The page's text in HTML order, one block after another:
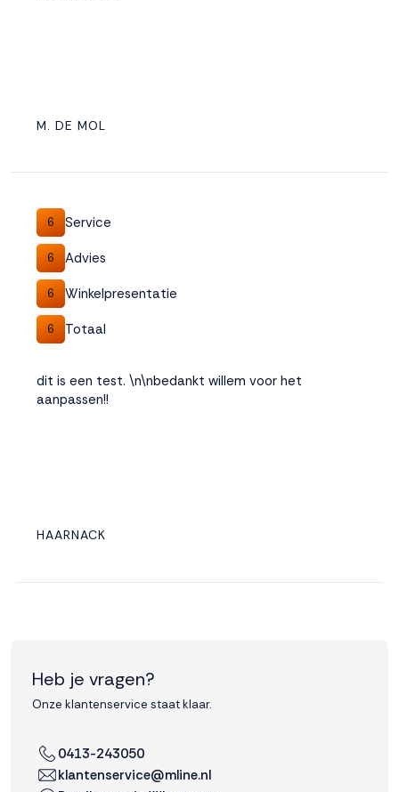
M. DE MOL
6 Service
6 Advies
6 Winkelpresentatie
6 Totaal
dit is een test. \n\nbedankt willem voor het
aanpassen!!
HAARNACK
Heb je vragen?
Onze klantenservice staat klaar.
0413-243050
klantenservice@mline.nl